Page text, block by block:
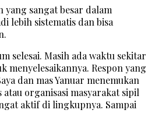
yang sangat besar dalam
lebih sistematis dan bisa
selesai. Masih ada waktu sekitar
menyelesaikannya. Respon yang
dan mas Yanuar menemukan
organisasi masyarakat sipil
aktif di lingkupnya. Sampai